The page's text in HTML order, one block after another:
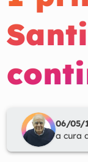
06/05/
a cura